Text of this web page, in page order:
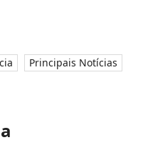
Principais Notícias